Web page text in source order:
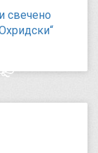
свечено